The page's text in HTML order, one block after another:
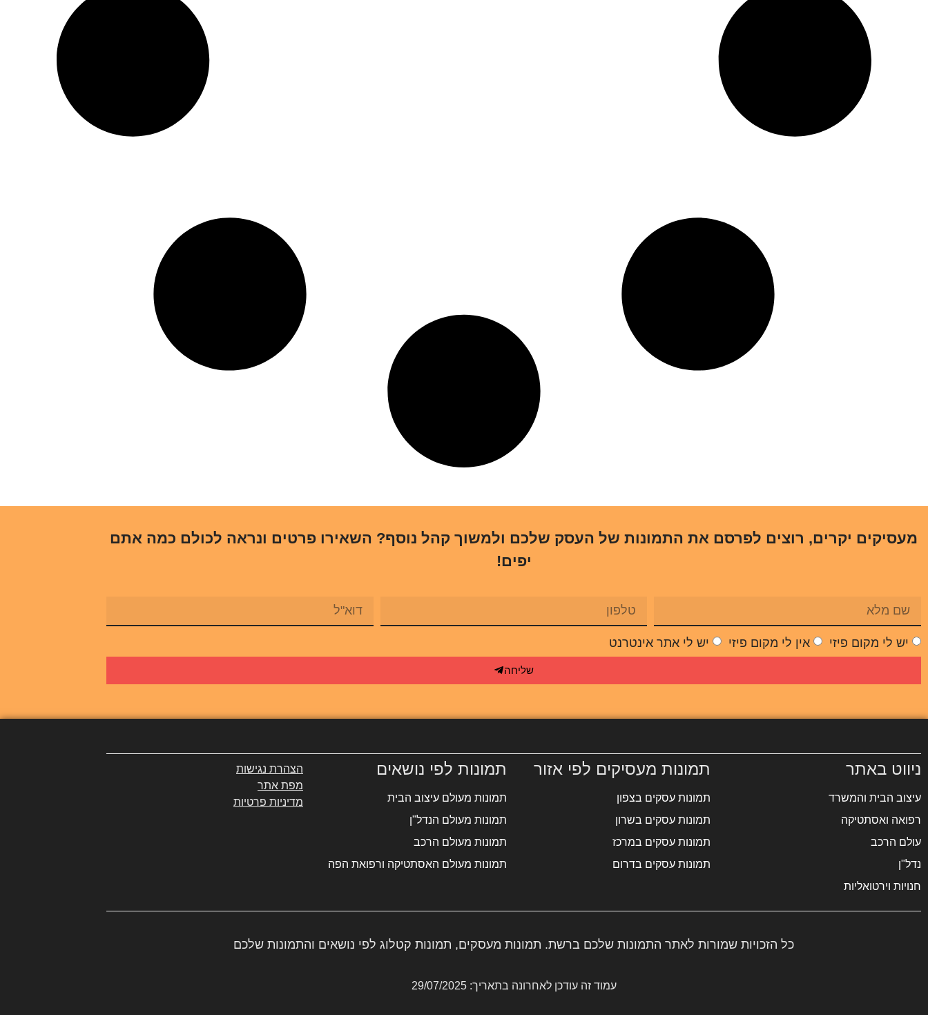
מעסיקים יקרים, רוצים לפרסם את התמונות של העסק שלכם ולמשוך קהל נוסף? השאירו פרטים ונראה לכולם כמה אתם
יפים!
יש לי מקום פיזי אין לי מקום פיזי יש לי אתר אינטרנט
שליחה
ניווט באתר
עיצוב הבית והמשרד
רפואה ואסתטיקה
עולם הרכב
נדל"ן
חנויות וירטואליות
תמונות מעסיקים לפי אזור
תמונות עסקים בצפון
תמונות עסקים בשרון
תמונות עסקים במרכז
תמונות עסקים בדרום
תמונות לפי נושאים
תמונות מעולם עיצוב הבית
תמונות מעולם הנדל"ן
תמונות מעולם הרכב
תמונות מעולם האסתטיקה ורפואת הפה
הצהרת נגישות
מפת אתר
מדיניות פרטיות
כל הזכויות שמורות לאתר התמונות שלכם ברשת. תמונות מעסקים, תמונות קטלוג לפי נושאים והתמונות שלכם
עמוד זה עודכן לאחרונה בתאריך: 29/07/2025